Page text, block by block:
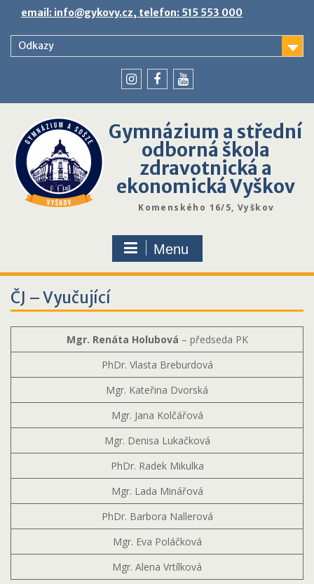
content
email: info@gykovy.cz, telefon: 515 553 000
Odkazy
Gymnázium a střední
odborná škola
zdravotnická a
ekonomická Vyškov
Komenského 16/5, Vyškov
Menu
ČJ – Vyučující
Mgr. Renáta Holubová – předseda PK
PhDr. Vlasta Breburdová
Mgr. Kateřina Dvorská
Mgr. Jana Kolčářová
Mgr. Denisa Lukačková
PhDr. Radek Mikulka
Mgr. Lada Minářová
PhDr. Barbora Nallerová
Mgr. Eva Poláčková
Mgr. Alena Vrtílková